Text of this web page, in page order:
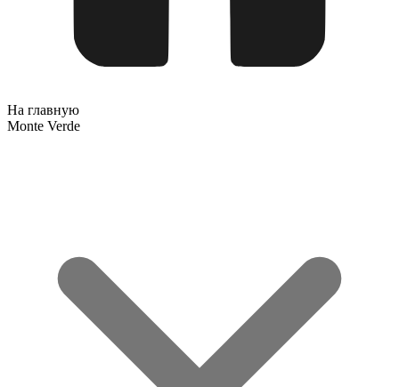
На главную
Monte Verde